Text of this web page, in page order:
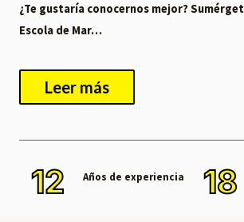
¿Te gustaría conocernos mejor?
Escola de Mar…
Leer más
12 Años de experiencia 18